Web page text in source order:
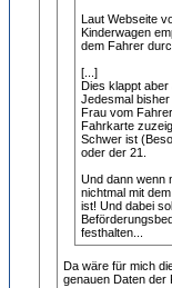
Laut Webseite
Kinderwagen
dem Fahrer
[...]
Dies klappt aber
Jedesmal
Frau vom
Fahrkarte
Schwer ist
oder der 21.
Und dann wenn
nichtmal mit
ist! Und dabei
festhalten...
Da wäre für mich
genauen Daten der